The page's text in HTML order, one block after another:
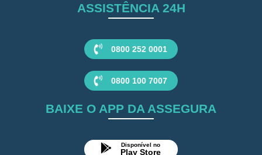
ASSISTÊNCIA 24H
0800 252 0001
0800 100 7007
BAIXE O APP DA ASSEGURA
Disponível no
Play Store